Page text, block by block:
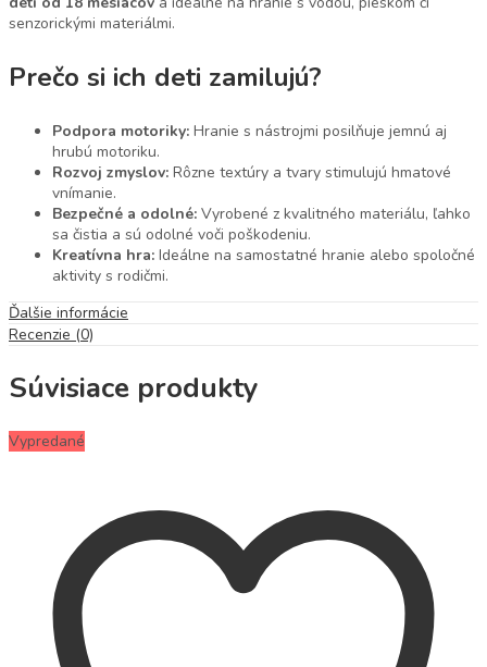
senzorickými materiálmi.
Prečo si ich deti zamilujú?
Podpora motoriky: Hranie s nástrojmi posilňuje jemnú aj
hrubú motoriku.
Rozvoj zmyslov: Rôzne textúry a tvary stimulujú hmatové
vnímanie.
Bezpečné a odolné: Vyrobené z kvalitného materiálu, ľahko
sa čistia a sú odolné voči poškodeniu.
Kreatívna hra: Ideálne na samostatné hranie alebo spoločné
aktivity s rodičmi.
Ďalšie informácie
Recenzie (0)
Súvisiace produkty
Vypredané